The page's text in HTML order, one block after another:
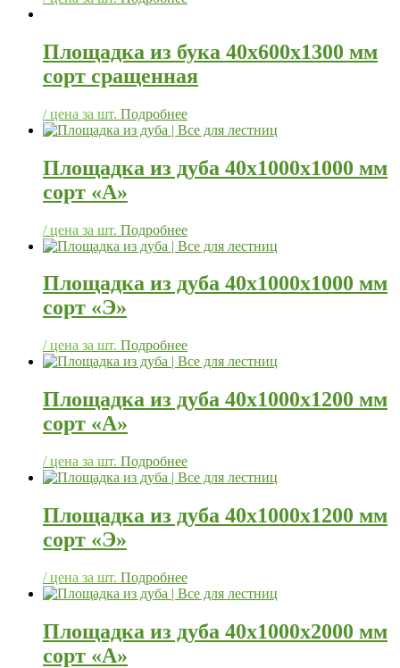
Площадка из бука 40х600х1300 мм
сорт сращенная
/ цена за шт. Подробнее
Площадка из дуба 40х1000х1000 мм
сорт «А»
/ цена за шт. Подробнее
Площадка из дуба 40х1000х1000 мм
сорт «Э»
/ цена за шт. Подробнее
Площадка из дуба 40х1000х1200 мм
сорт «А»
/ цена за шт. Подробнее
Площадка из дуба 40х1000х1200 мм
сорт «Э»
/ цена за шт. Подробнее
Площадка из дуба 40х1000х2000 мм
сорт «А»